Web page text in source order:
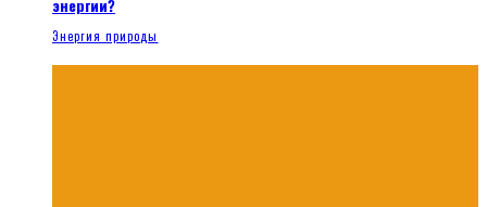
энергии?
Энергия природы